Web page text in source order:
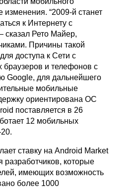
“2009-й станет
к Интернету с
сказал Рето Майер,
Причины такой
доступа к Сети с
и телефонов с
Google, для дальнейшего
мобильные
ориентирована ОС
поставляется в 26
12 мобильных
ставку на Android Market
которые
имеющих возможность
более 1000